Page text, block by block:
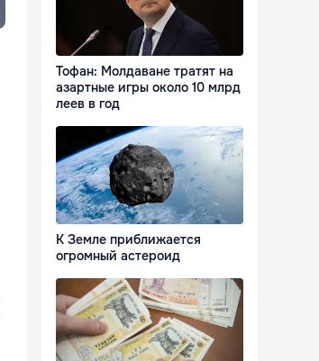
Тофан: Молдаване тратят на
азартные игры около 10 млрд
леев в год
К Земле приближается
огромный астероид